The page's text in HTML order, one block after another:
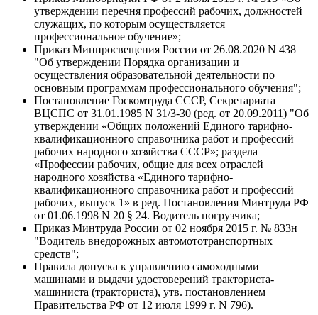
утверждении перечня профессий рабочих, должностей
служащих, по которым осуществляется
профессиональное обучение»;
Приказ Минпросвещения России от 26.08.2020 N 438
"Об утверждении Порядка организации и
осуществления образовательной деятельности по
основным программам профессионального обучения";
Постановление Госкомтруда СССР, Секретариата
ВЦСПС от 31.01.1985 N 31/3-30 (ред. от 20.09.2011) "Об
утверждении «Общих положений Единого тарифно-
квалификационного справочника работ и профессий
рабочих народного хозяйства СССР»; раздела
«Профессии рабочих, общие для всех отраслей
народного хозяйства «Единого тарифно-
квалификационного справочника работ и профессий
рабочих, выпуск 1» в ред. Постановления Минтруда РФ
от 01.06.1998 N 20 § 24. Водитель погрузчика;
Приказ Минтруда России от 02 ноября 2015 г. № 833н
"Водитель внедорожных автомототранспортных
средств";
Правила допуска к управлению самоходными
машинами и выдачи удостоверений тракториста-
машиниста (тракториста), утв. постановлением
Правительства РФ от 12 июля 1999 г. N 796).